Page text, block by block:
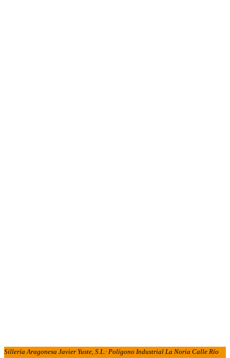
Sillería Aragonesa Javier Yuste, S.L.· Polígono Industrial La Noria Calle Río